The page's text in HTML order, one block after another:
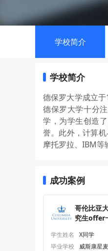
学校简介
学校简介
德保罗大学成立
德保罗大学十分
学，为学生创造
誉。此外，计算
摩托罗拉、IBM等
成功案例
哥伦比亚
究生offer
学生姓名
X同学
毕业学校
威斯康星